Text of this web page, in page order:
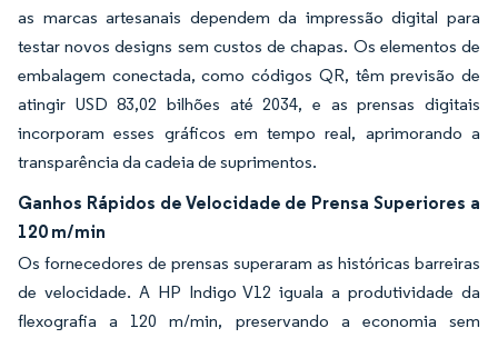
as marcas artesanais dependem da impressão digital para
testar novos designs sem custos de chapas. Os elementos de
embalagem conectada, como códigos QR, têm previsão de
atingir USD 83,02 bilhões até 2034, e as prensas digitais
incorporam esses gráficos em tempo real, aprimorando a
transparência da cadeia de suprimentos.
Ganhos Rápidos de Velocidade de Prensa Superiores a
120 m/min
Os fornecedores de prensas superaram as históricas barreiras
de velocidade. A HP Indigo V12 iguala a produtividade da
flexografia a 120 m/min, preservando a economia sem